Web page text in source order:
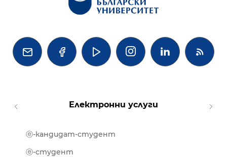
   
Електронни услуги
ⓔ-кандидат-студент
ⓔ-студент